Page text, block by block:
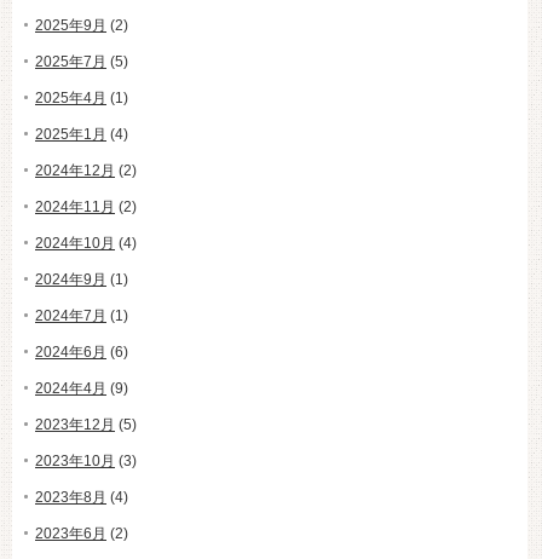
2025年9月 (2)
2025年7月 (5)
2025年4月 (1)
2025年1月 (4)
2024年12月 (2)
2024年11月 (2)
2024年10月 (4)
2024年9月 (1)
2024年7月 (1)
2024年6月 (6)
2024年4月 (9)
2023年12月 (5)
2023年10月 (3)
2023年8月 (4)
2023年6月 (2)